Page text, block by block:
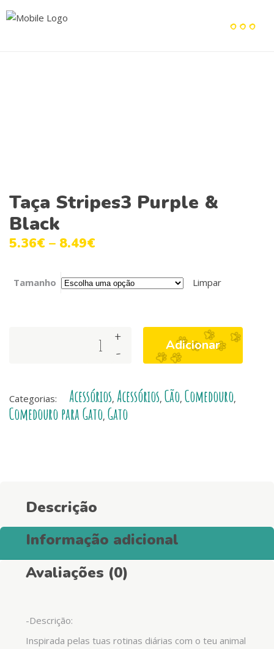
Taça Stripes3 Purple &
Black
5.36€ – 8.49€
Tamanho Limpar
Black
quantity
-
+ Adicionar
Categorias: Acessórios, Acessórios, Cão, Comedouro,
Comedouro para Gato, Gato
Descrição
Informação adicional
Avaliações (0)
-Descrição:
Inspirada pelas tuas rotinas diárias com o teu animal